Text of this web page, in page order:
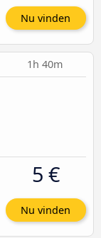
Nu vinden
1h 40m
5 €
Nu vinden